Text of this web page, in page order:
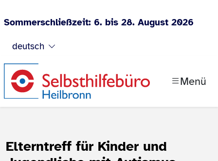
Zum Inhalt springen
Sommerschließzeit: 6. bis 28. August 2026
deutsch
Menü
Elterntreff für Kinder und